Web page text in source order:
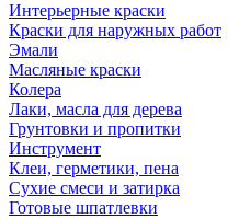
Интерьерные краски
Краски для наружных работ
Эмали
Масляные краски
Колера
Лаки, масла для дерева
Грунтовки и пропитки
Инструмент
Клеи, герметики, пена
Сухие смеси и затирка
Готовые шпатлевки